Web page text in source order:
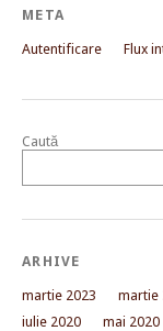
META
Autentificare Flux
Caută
ARHIVE
martie 2023 martie
iulie 2020
mai 2020